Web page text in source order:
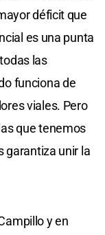
déficit que
es una punta
las
funciona de
viales. Pero
que tenemos
garantiza unir la
y en